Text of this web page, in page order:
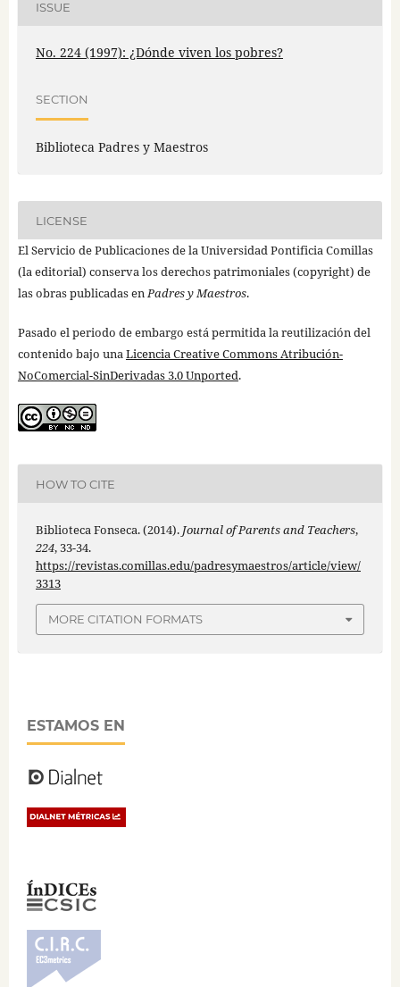
ISSUE
No. 224 (1997): ¿Dónde viven los pobres?
SECTION
Biblioteca Padres y Maestros
LICENSE
El Servicio de Publicaciones de la Universidad Pontificia Comillas
(la editorial) conserva los derechos patrimoniales (copyright) de
las obras publicadas enPadres y Maestros.
Pasado el periodo de embargo está permitida la reutilización del
contenido bajo unaLicencia Creative Commons Atribución-
NoComercial-SinDerivadas 3.0 Unported.
HOW TO CITE
Biblioteca Fonseca. (2014). Journal of Parents and Teachers,
224, 33-34.
https://revistas.comillas.edu/padresymaestros/article/view/
3313
MORE CITATION FORMATS
ESTAMOS EN